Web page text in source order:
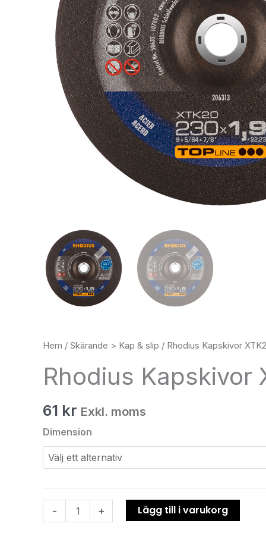
Hem / Skärande > Kap & slip / Rhodius Kapskivor
Rhodius Kapskivor
61 kr Exkl. moms
Dimension
- + Lägg till i varukorg